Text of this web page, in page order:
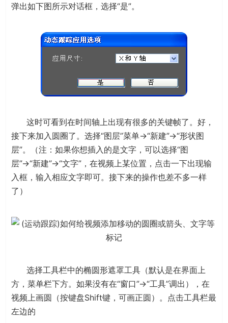
弹出如下图所示对话框，选择“是”。
这时可看到在时间轴上出现有很多的关键帧了。好，
接下来加入圆圈了。选择“图层”菜单→“新建”→“形状图
层”。（注：如果你想插入的是文字，可以选择“图
层”→“新建”→“文字”，在视频上某位置，点击一下出现输
入框，输入相应文字即可。接下来的操作也差不多一样
了）
选择工具栏中的椭圆形遮罩工具（默认是在界面上
方，菜单栏下方。如果没有在“窗口”→“工具”调出），在
视频上画圆（按键盘Shift键，可画正圆）。点击工具栏最
左边的